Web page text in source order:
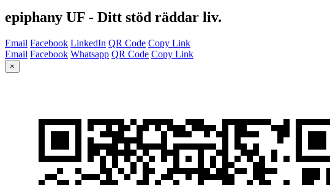
epiphany UF - Ditt stöd räddar liv.
Email Facebook LinkedIn QR Code Copy Link
Email Facebook Whatsapp QR Code Copy Link
×